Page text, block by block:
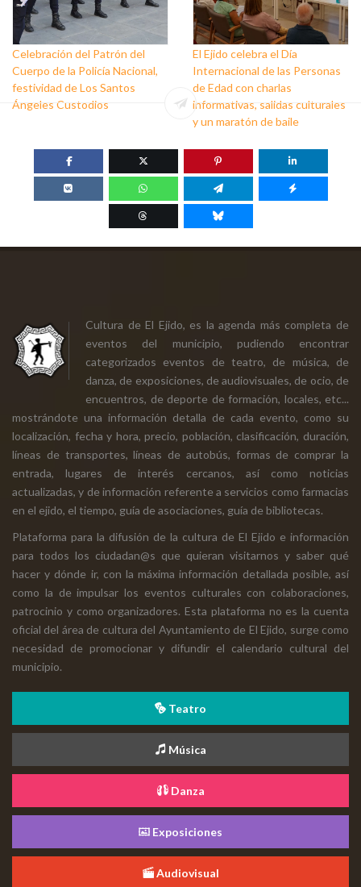
Celebración del Patrón del
Cuerpo de la Policía Nacional,
festividad de Los Santos
Ángeles Custodios
El Ejido celebra el Día
Internacional de las Personas
de Edad con charlas
informativas, salidas culturales
y un maratón de baile
Cultura de El Ejido, es la agenda más completa de
eventos del municipio, pudiendo encontrar
categorizados eventos de teatro, de música, de
danza, de exposiciones, de audiovisuales, de ocio, de
encuentros, de deporte de formación, locales, etc...
mostrándote una información detalla de cada evento, como su
localización, fecha y hora, precio, población, clasificación, duración,
líneas de transportes, líneas de autobús, formas de comprar la
entrada, lugares de interés cercanos, así como noticias
actualizadas, y de información referente a servicios como farmacias
en el ejido, el tiempo, guía de asociaciones, guía de bibliotecas.
Plataforma para la difusión de la cultura de El Ejido e información
para todos los ciudadan@s que quieran visitarnos y saber qué
hacer y dónde ir, con la máxima información detallada posible, así
como la de impulsar los eventos culturales con colaboraciones,
patrocinio y como organizadores. Esta plataforma no es la cuenta
oficial del área de cultura del Ayuntamiento de El Ejido, surge como
necesidad de promocionar y difundir el calendario cultural del
municipio.
Teatro
Música
Danza
Exposiciones
Audiovisual